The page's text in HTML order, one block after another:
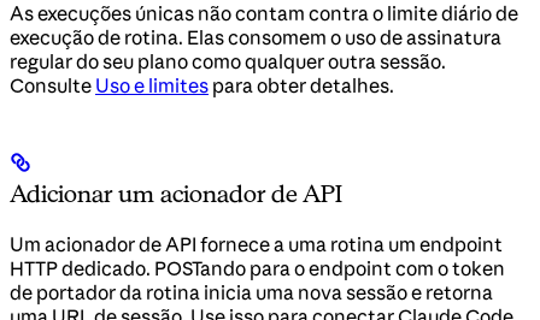
As execuções únicas não contam contra o limite diário de
execução de rotina. Elas consomem o uso de assinatura
regular do seu plano como qualquer outra sessão.
Consulte Uso e limites para obter detalhes.
Adicionar um acionador de API
Um acionador de API fornece a uma rotina um endpoint
HTTP dedicado. POSTando para o endpoint com o token
de portador da rotina inicia uma nova sessão e retorna